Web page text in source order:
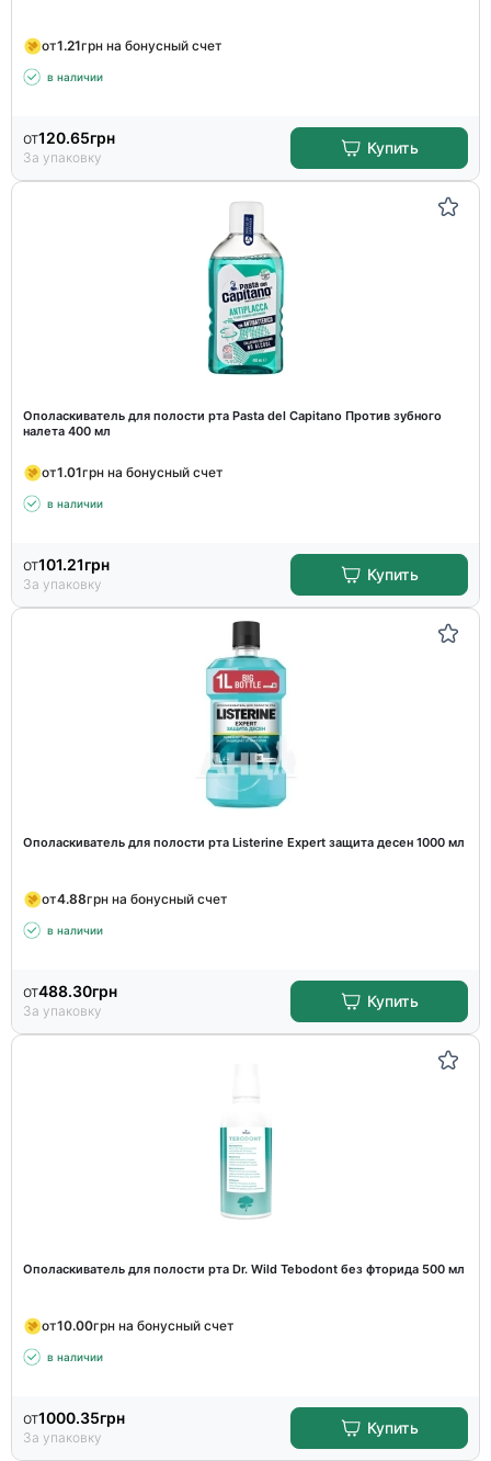
от1.21грн на бонусный счет
в наличии
от120.65грн
За упаковку
Купить
Ополаскиватель для полости рта Pasta del Capitano Против зубного
налета 400 мл
от1.01грн на бонусный счет
в наличии
от101.21грн
За упаковку
Купить
Ополаскиватель для полости рта Listerine Expert защита десен 1000 мл
от4.88грн на бонусный счет
в наличии
от488.30грн
За упаковку
Купить
Ополаскиватель для полости рта Dr. Wild Tebodont без фторида 500 мл
от10.00грн на бонусный счет
в наличии
от1000.35грн
За упаковку
Купить